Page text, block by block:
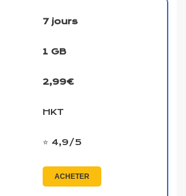
7 jours
1 GB
2,99€
HKT
⭐ 4,9/5
ACHETER